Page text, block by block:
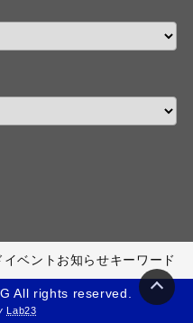
イベント お知らせキーワード
All rights reserved.
Lab23